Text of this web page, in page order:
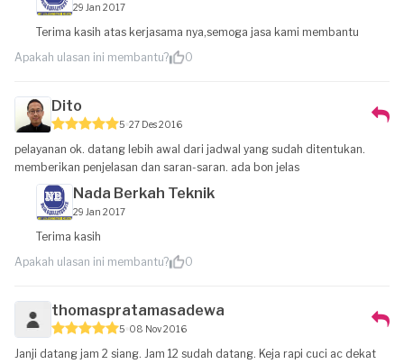
29 Jan 2017
Terima kasih atas kerjasama nya,semoga jasa kami membantu
Apakah ulasan ini membantu?
0
Dito
5 27 Des 2016
pelayanan ok. datang lebih awal dari jadwal yang sudah ditentukan.
memberikan penjelasan dan saran-saran. ada bon jelas
Nada Berkah Teknik
29 Jan 2017
Terima kasih
Apakah ulasan ini membantu?
0
thomaspratamasadewa
5 08 Nov 2016
Janji datang jam 2 siang. Jam 12 sudah datang. Keja rapi cuci ac dekat